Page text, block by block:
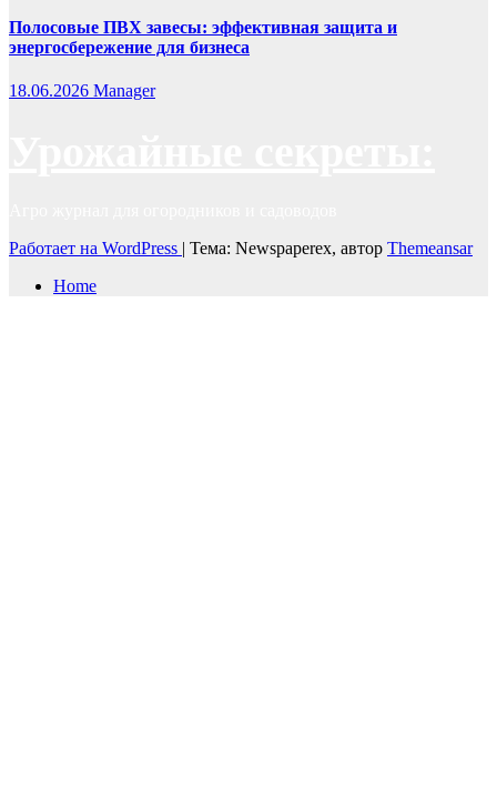
Полосовые ПВХ завесы: эффективная защита и
энергосбережение для бизнеса
18.06.2026 Manager
Работает на WordPress | Тема: Newspaperex, автор Themeansar
Home